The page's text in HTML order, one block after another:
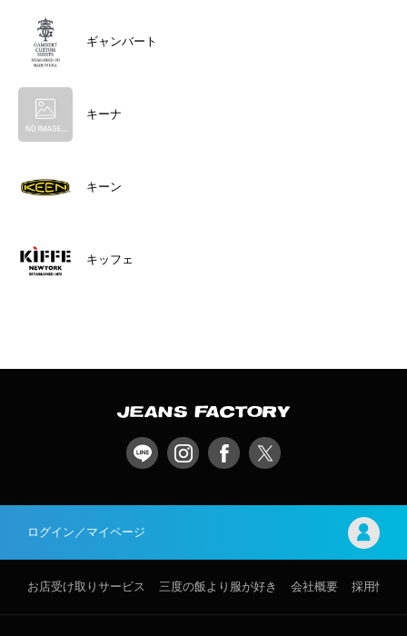
ギャンバート
キーナ
キーン
キッフェ
ログイン／マイページ
お店受け取りサービス 三度の飯より服が好き 会社概要 採用情報